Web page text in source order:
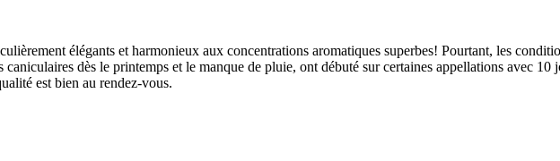
élégants et harmonieux aux concentrations aromatiques superbes! Pourtant, les
caniculaires dès le printemps et le manque de pluie, ont débuté sur certaines appellations avec
est bien au rendez-vous.